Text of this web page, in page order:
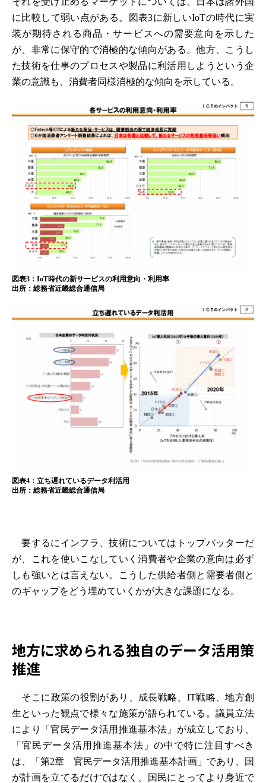
に比較して弱い点がある。図表3に新しいIoTの時代に実
装が期待される商品・サービスへの需要意向を示した
が、非常に保守的で消極的な傾向がある。他方、こうし
た技術を仕事のプロセスや製品に利活用しようという企
業の意識も、消費者同様消極的な傾向を示している。
図表3：IoT時代の新サービスの利用意向・利用率
出所：総務省近畿総合通信局
図表4：立ち遅れているデータ利活用
出所：総務省近畿総合通信局
要するにインフラ、技術についてはトップバッターだ
が、これを使いこなしていく消費者や企業の意向は必ず
しも強いとは言えない。こうした供給者側と需要者側と
のギャップをどう埋めていくかが大きな課題になる。
地方に求められる独自のデータ活用策
推進
そこに政策の役割があり、成長戦略、IT戦略、地方創
生といった観点で様々な施策が語られている。議員立法
により「官民データ活用推進基本法」が成立しており、
「官民データ活用推進基本法」の中で特に注目すべき
は、「第2章 官民データ活用推進基本計画」であり、国
が計画を立てるだけではなく、国民にとってより身近で